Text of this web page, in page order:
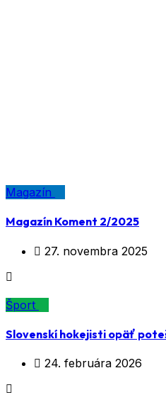
Magazín
Magazín Koment 2/2025
27. novembra 2025
Šport
Slovenskí hokejisti opäť
24. februára 2026